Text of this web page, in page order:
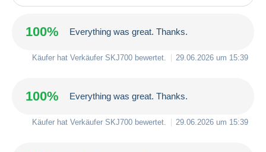
100% Everything was great. Thanks.
Käufer hat Verkäufer SKJ700 bewertet. 29.06.2026 um 15:39
100% Everything was great. Thanks.
Käufer hat Verkäufer SKJ700 bewertet. 29.06.2026 um 15:39